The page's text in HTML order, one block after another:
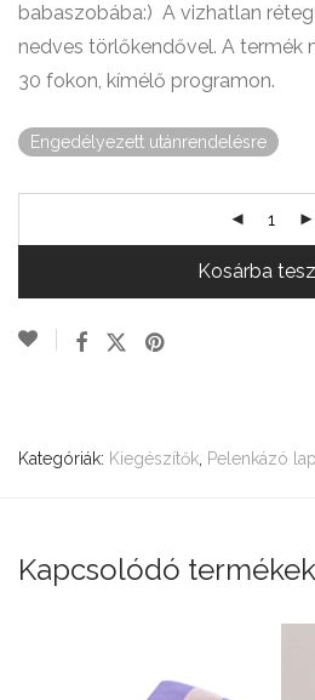
babaszobába:) A vizhatlan
nedves törlőkendővel. A termék
30 fokon, kímélő programon.
Engedélyezett utánrendelésre
Kosárba
Kategóriák: Kiegészítők Pelenkázó lap
Kapcsolódó termékek